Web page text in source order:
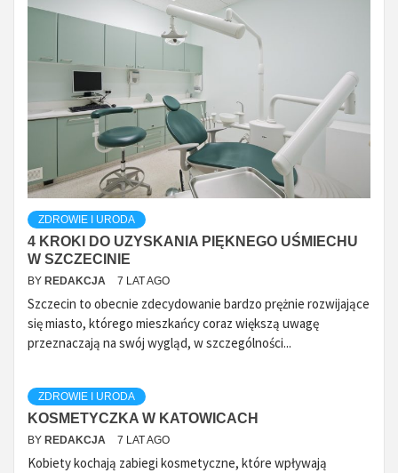
ZDROWIE I URODA
4 KROKI DO UZYSKANIA PIĘKNEGO UŚMIECHU
W SZCZECINIE
BY REDAKCJA 7 LAT AGO
Szczecin to obecnie zdecydowanie bardzo prężnie rozwijające
się miasto, którego mieszkańcy coraz większą uwagę
przeznaczają na swój wygląd, w szczególności...
ZDROWIE I URODA
KOSMETYCZKA W KATOWICACH
BY REDAKCJA 7 LAT AGO
Kobiety kochają zabiegi kosmetyczne, które wpływają